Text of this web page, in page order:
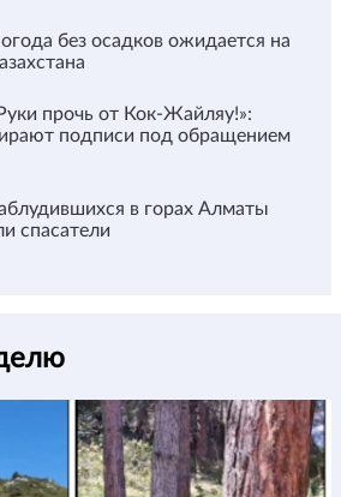
без осадков ожидается на
прочь от Кок-Жайляу!»:
подписи под обращением
в горах Алматы
спасатели